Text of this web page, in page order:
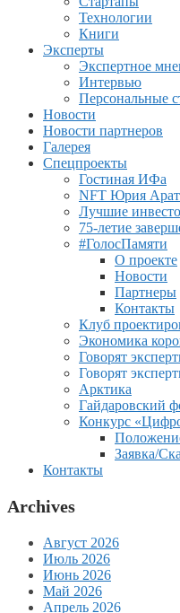
Технологии
Книги
Эксперты
Экспертное
Интервью
Персональные
Новости
Новости партнеров
Галерея
Спецпроекты
Гостиная ИФа
NFT Юрия
Лучшие
75-летие
#ГолосПамяти
О проекте
Новости
Партнеры
Контакты
Клуб
Экономика
Говорят
Говорят
Арктика
Гайдаровский
Конкурс
Заявка/
Контакты
Archives
Август 2026
Июль 2026
Июнь 2026
Май 2026
Апрель 2026